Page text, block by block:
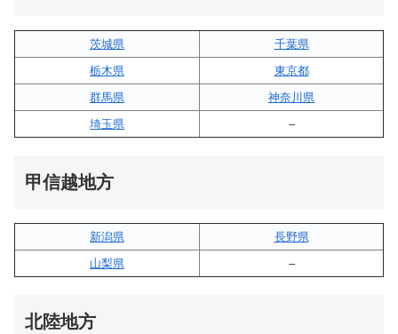
茨城県
千葉県
栃木県
東京都
群馬県
神奈川県
埼玉県
–
甲信越地方
新潟県
長野県
山梨県
–
北陸地方